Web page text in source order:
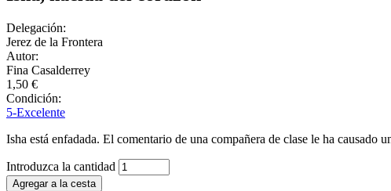
Delegación:
Jerez de la Frontera
Autor:
Fina Casalderrey
1,50 €
Condición:
5-Excelente
Isha está enfadada. El comentario de una compañera de clase le ha causado
Introduzca la cantidad